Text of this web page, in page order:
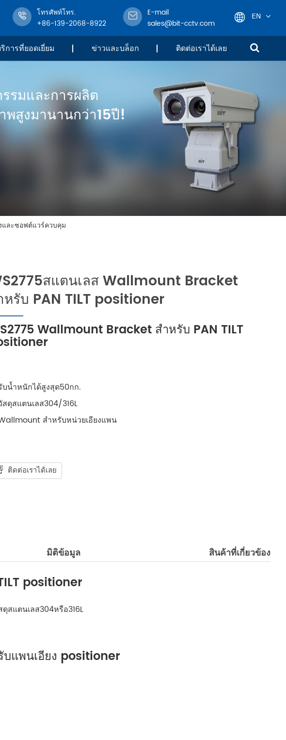
โทรศัพท์โทร.
+86-139-2068-8922
E-mail
sales@bit-cctv.com
EN
English
한국어
français
Deutsch
Español
ไทย
การที่ยอดเยี่ยม ข่าวและบล็อก ติดต่อเราได้เลย
รมและการผลิต
พสูงมานานกว่า15ปี!
และซอฟต์แวร์ควบคุม
สแตนเลส Wallmount Bracket
หรับ PAN TILT positioner
Wallmount Bracket สำหรับ PAN TILT
บน้ำหนักได้สูงสุด50กก.
สดุสแตนเลส304/316L
สำหรับหน่วยเอียงแพน
ติดต่อเราได้เลย
มิติข้อมูล สินค้าที่เกี่ยวข้อง
positioner
สแตนเลส304หรือ316L
แพนเอียง positioner